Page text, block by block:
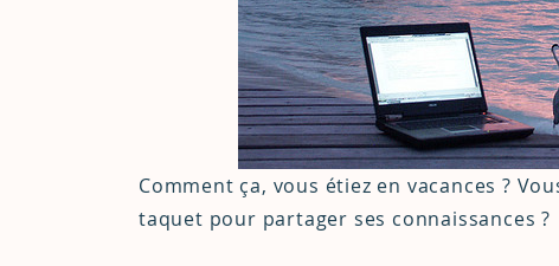
Comment ça, vous étiez en vacances ?
taquet pour partager ses connaissances ?